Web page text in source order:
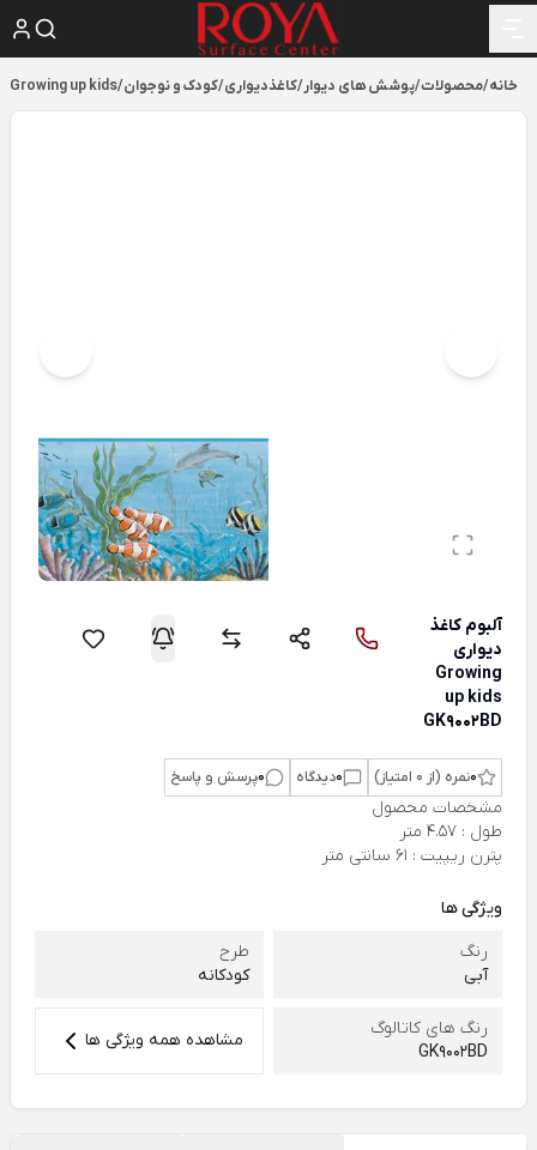
خانه/محصولات/پوشش های دیوار/کاغذدیواری/کودک و نوجوان/
Growing up kids
آلبوم کاغذ
دیواری
Growing
up kids
GK9002BD
0نمره (از 0 امتیاز) 0دیدگاه 0پرسش و پاسخ
مشخصات محصول
طول : 4.57 متر
پترن ریپیت : 61 سانتی متر
ویژگی ها
رنگ
آبی
طرح
کودکانه
رنگ های کاتالوگ
GK9002BD
مشاهده همه ویژگی ها